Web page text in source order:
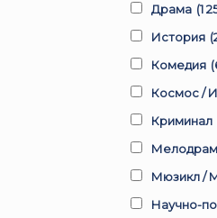
Драма (1
История
Комедия
Космос /
Криминал
Мюзикл /
Научно-